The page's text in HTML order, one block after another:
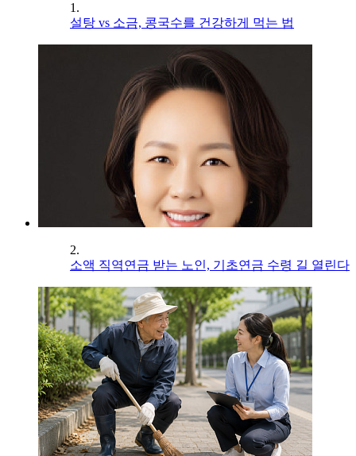
1.
설탕 vs 소금, 콩국수를 건강하게 먹는 법
2.
소액 직역연금 받는 노인, 기초연금 수령 길 열린다